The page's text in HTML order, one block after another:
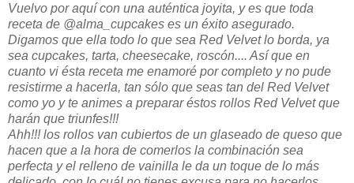
Vuelvo por aquí con una auténtica joyita, y es que toda
receta de @alma_cupcakes es un éxito asegurado.
Digamos que ella todo lo que sea Red Velvet lo borda, ya
sea cupcakes, tarta, cheesecake, roscón.... Así que en
cuanto vi ésta receta me enamoré por completo y no pude
resistirme a hacerla, tan sólo que seas tan del Red Velvet
como yo y te animes a preparar éstos rollos Red Velvet que
harán que triunfes!!!
Ahh!!! los rollos van cubiertos de un glaseado de queso que
hacen que a la hora de comerlos la combinación sea
perfecta y el relleno de vainilla le da un toque de lo más